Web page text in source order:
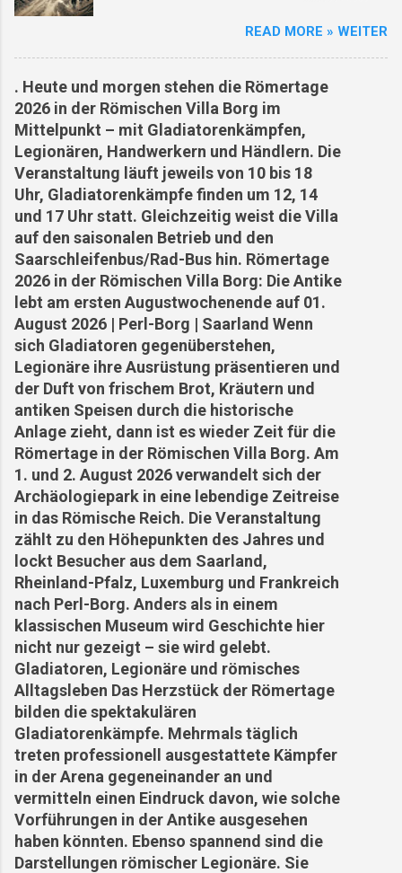
geworden. Die Bedingungen sind so extrem,
dass selbst Touristen unter der Hitze leiden.
Angesichts der Todesfälle und des Leids haben
einige Arbeiterorganisationen und
Gewerkschaften verbesserte
Arbeitsbedingungen gefordert und sogar mit
Streiks gedroht, u...
Persönlichkeiten Wiederaufbau Die Anfänge
von Oberleuken Die erste urkundliche
Erwähnung stammt aus dem Jahr 964.
Oberleuken entwickelte sich aus einem
fränkischen Gutshof entlang des Leukbaches...
Der Zweite Weltkrieg und der Orscholzriegel Als
Teil des Westwalls wurde Oberleuken
strategisch in das Verteidigungssystem des
Orscholzriegel integriert. 1944/45 wurde das
Dorf fast vollständig zerstört... Ortsgeschichte
in Gesichtern Holzen Franz: Gastwirt und
Original, der sich weigerte, das Dorf zu
verlassen. Schmetten Karl: Schmiedemeister in
vierter Generation – seine Werkstatt war Herz
und Ohr des Dorfes. Wiederaufbau und Zukunft
Nach Kriegsende began...
READ MORE » WEITER
. Heute und morgen stehen die Römertage
2026 in der Römischen Villa Borg im
Mittelpunkt – mit Gladiatorenkämpfen,
Legionären, Handwerkern und Händlern. Die
Veranstaltung läuft jeweils von 10 bis 18
Uhr, Gladiatorenkämpfe finden um 12, 14
und 17 Uhr statt. Gleichzeitig weist die Villa
auf den saisonalen Betrieb und den
Saarschleifenbus/Rad-Bus hin. Römertage
2026 in der Römischen Villa Borg: Die Antike
lebt am ersten Augustwochenende auf 01.
August 2026 | Perl-Borg | Saarland Wenn
sich Gladiatoren gegenüberstehen,
Legionäre ihre Ausrüstung präsentieren und
der Duft von frischem Brot, Kräutern und
antiken Speisen durch die historische
Anlage zieht, dann ist es wieder Zeit für die
Römertage in der Römischen Villa Borg. Am
1. und 2. August 2026 verwandelt sich der
Archäologiepark in eine lebendige Zeitreise
in das Römische Reich. Die Veranstaltung
zählt zu den Höhepunkten des Jahres und
lockt Besucher aus dem Saarland,
Rheinland-Pfalz, Luxemburg und Frankreich
nach Perl-Borg. Anders als in einem
klassischen Museum wird Geschichte hier
nicht nur gezeigt – sie wird gelebt.
Gladiatoren, Legionäre und römisches
Alltagsleben Das Herzstück der Römertage
bilden die spektakulären
Gladiatorenkämpfe. Mehrmals täglich
treten professionell ausgestattete Kämpfer
in der Arena gegeneinander an und
vermitteln einen Eindruck davon, wie solche
Vorführungen in der Antike ausgesehen
haben könnten. Ebenso spannend sind die
Darstellungen römischer Legionäre. Sie